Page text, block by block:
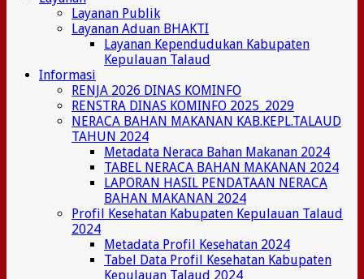
Layanan Publik
Layanan Aduan BHAKTI
Layanan Kependudukan Kabupaten
Kepulauan Talaud
Informasi
RENJA 2026 DINAS KOMINFO
RENSTRA DINAS KOMINFO 2025_2029
NERACA BAHAN MAKANAN KAB.KEPL.TALAUD
TAHUN 2024
Metadata Neraca Bahan Makanan 2024
TABEL NERACA BAHAN MAKANAN 2024
LAPORAN HASIL PENDATAAN NERACA
BAHAN MAKANAN 2024
Profil Kesehatan Kabupaten Kepulauan Talaud
2024
Metadata Profil Kesehatan 2024
Tabel Data Profil Kesehatan Kabupaten
Kepulauan Talaud 2024